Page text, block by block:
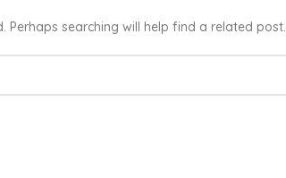
Perhaps searching will help find a related post.